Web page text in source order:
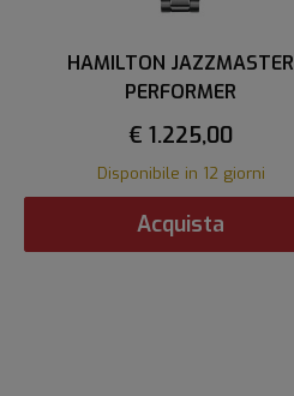
HAMILTON JAZZMASTER
PERFORMER
€ 1.225,00
Disponibile in 12 giorni
Acquista